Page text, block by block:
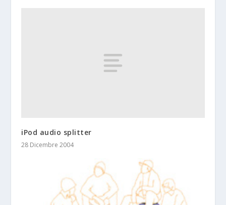
iPod audio splitter
28 Dicembre 2004